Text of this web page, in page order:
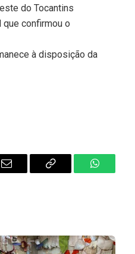
do Tocantins
que confirmou o
à disposição da
Email
Copy
WhatsApp